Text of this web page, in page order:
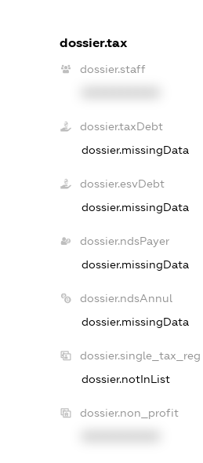
dossier.tax
dossier.staff
dossier.taxDebt
dossier.missingData
dossier.esvDebt
dossier.missingData
dossier.ndsPayer
dossier.missingData
dossier.ndsAnnul
dossier.missingData
dossier.single_tax_reg
dossier.notInList
dossier.non_profit